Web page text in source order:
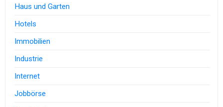
Haus und Garten
Hotels
Immobilien
Industrie
Internet
Jobbörse